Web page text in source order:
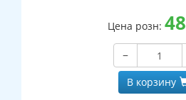
Цена розн:
−
В корзину